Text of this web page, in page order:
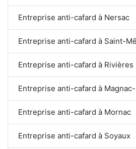
Entreprise anti-cafard à Nersac
Entreprise anti-cafard à Saint-
Entreprise anti-cafard à Rivières
Entreprise anti-cafard à
Entreprise anti-cafard à Mornac
Entreprise anti-cafard à Soyaux